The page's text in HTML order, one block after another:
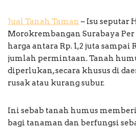
Jual Tanah Taman – Isu seputar
Morokrembangan Surabaya
harga antara Rp. 1,2 juta sampai
jumlah permintaan. Tanah
diperlukan, secara khusus di
rusak atau kurang subur.
Ini sebab tanah humus
bagi tanaman dan berfungsi